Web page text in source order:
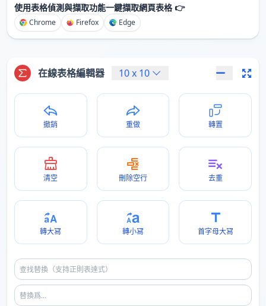
使用表格偵測與擷取功能一鍵擷取網頁表格 👉
Chrome Firefox Edge
在線表格編輯器 10x 10
撤銷 重做 轉置
清空 刪除空行 去重
轉大冩 轉小冩 首字母大冩